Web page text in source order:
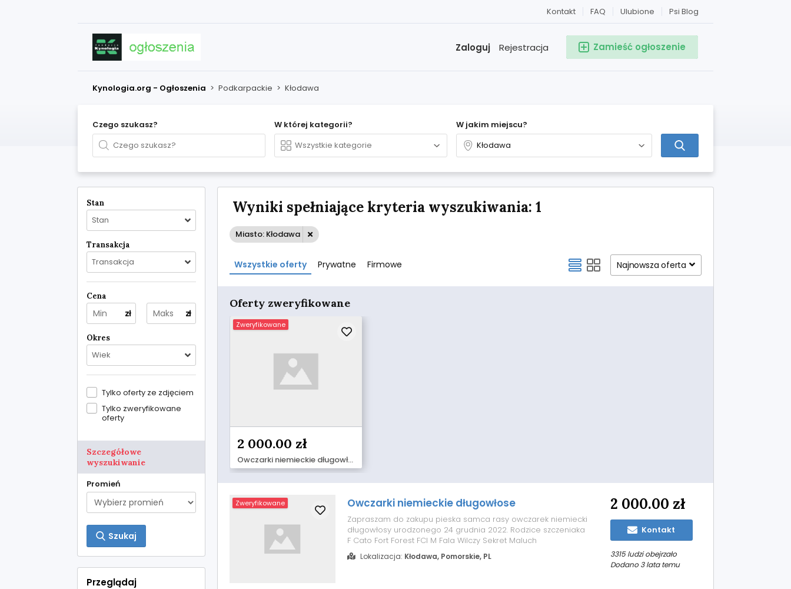
Psi Blog
Ulubione
FAQ
Kontakt
Zamieść ogłoszenie
Rejestracja
Zaloguj
Kynologia.org - Ogłoszenia > Podkarpackie > Kłodawa
Czego szukasz? W której kategorii? W jakim miejscu?
Stan
Stan
Transakcja
Transakcja
Cena
zł zł
Okres
Wiek
Tylko oferty ze zdjęciem
Tylko zweryfikowane
oferty
Szczegółowe
wyszukiwanie
Promień
Szukaj
Przeglądaj
Wyniki spełniające kryteria wyszukiwania: 1
Miasto: Kłodawa
Wszystkie oferty Prywatne Firmowe Najnowsza oferta
Oferty zweryfikowane
Zweryfikowane
2 000.00 zł
Owczarki niemieckie długowłose
Zweryfikowane Owczarki niemieckie długowłose
Zapraszam do zakupu pieska samca rasy owczarek niemiecki
długowłosy urodzonego 24 grudnia 2022. Rodzice szczeniaka
F Cato Fort Forest FCI M Fala Wilczy Sekret Maluch
zaszczepiony i odrobaczony z ksiazeczką zdrowia. Rodzice na
miejscu w hodowli.
Lokalizacja: Kłodawa, Pomorskie, PL
2 000.00 zł
Kontakt
3315 ludzi obejrzało
Dodano 3 lata temu